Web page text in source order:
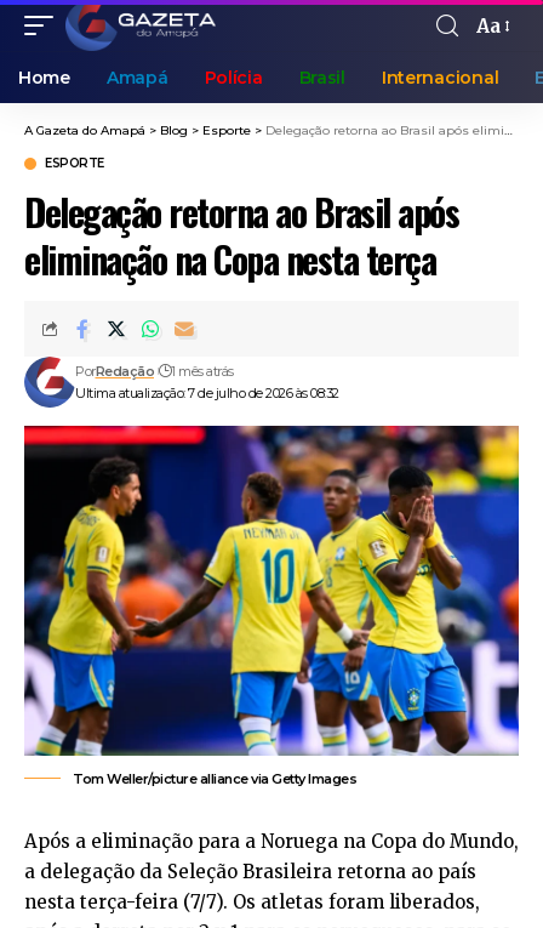
Aa
Home Amapá Polícia Brasil Internacional
A Gazeta do Amapá > Blog > Esporte > Delegação retorna ao Brasil após eliminação na Copa nesta terça
ESPORTE
Delegação retorna ao Brasil após
eliminação na Copa nesta terça
Ultima atualização: 7 de julho de 2026 às 08:32
PorRedação 1 mês atrás
Tom Weller/picture alliance via Getty Images
Após a eliminação para a Noruega na Copa do Mundo,
a delegação da Seleção Brasileira retorna ao país
nesta terça-feira (7/7). Os atletas foram liberados,